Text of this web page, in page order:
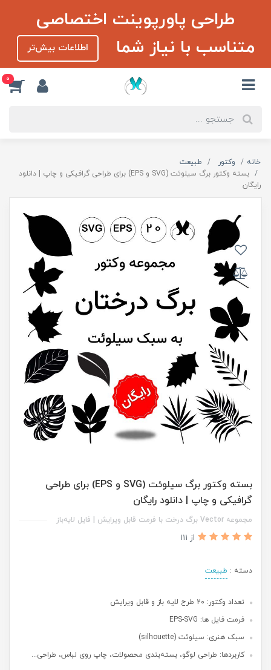
طراحی پاورپوینت اختصاصی
متناسب با نیاز شما
اطلاعات بیش‌تر
0
خانه وکتور
طبیعت
بسته وکتور برگ سیلوئت (SVG و EPS) برای طراحی گرافیکی و چاپ | دانلود
رایگان
بسته وکتور برگ سیلوئت (SVG و EPS) برای طراحی
گرافیکی و چاپ | دانلود رایگان
مجموعه Vector برگ درخت با فرمت قابل ویرایش | فایل لایه‌باز
از 111
دسته : طبیعت
تعداد وکتور: 20 طرح لایه باز و قابل ویرایش
فرمت فایل ها: EPS-SVG
سبک هنری: سیلوئت (silhouette)
کاربردها: طراحی لوگو، بسته‌بندی محصولات، چاپ روی لباس، طراحی...